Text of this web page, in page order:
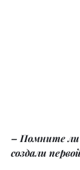
– Помните
создали